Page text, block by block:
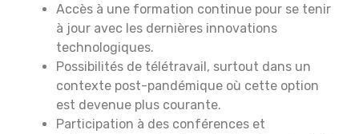
Accès à une formation continue pour se tenir
à jour avec les dernières innovations
technologiques.
Possibilités de télétravail, surtout dans un
contexte post-pandémique où cette option
est devenue plus courante.
Participation à des conférences et